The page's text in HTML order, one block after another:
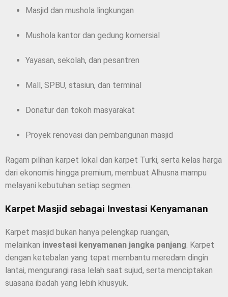
Masjid dan mushola lingkungan
Mushola kantor dan gedung komersial
Yayasan, sekolah, dan pesantren
Mall, SPBU, stasiun, dan terminal
Donatur dan tokoh masyarakat
Proyek renovasi dan pembangunan masjid
Ragam pilihan karpet lokal dan karpet Turki, serta kelas harga
dari ekonomis hingga premium, membuat Alhusna mampu
melayani kebutuhan setiap segmen.
Karpet Masjid sebagai Investasi Kenyamanan
Karpet masjid bukan hanya pelengkap ruangan,
melainkan investasi kenyamanan jangka panjang. Karpet
dengan ketebalan yang tepat membantu meredam dingin
lantai, mengurangi rasa lelah saat sujud, serta menciptakan
suasana ibadah yang lebih khusyuk.